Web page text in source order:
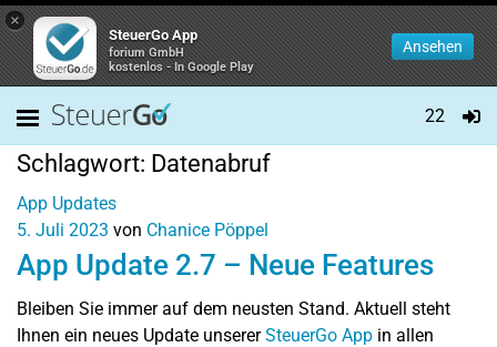
×
SteuerGo App
forium GmbH
kostenlos - In Google Play
Ansehen
22
Schlagwort: Datenabruf
App Updates
5. Juli 2023 von Chanice Pöppel
App Update 2.7 – Neue Features
Bleiben Sie immer auf dem neusten Stand. Aktuell steht
Ihnen ein neues Update unsererSteuerGo App in allen